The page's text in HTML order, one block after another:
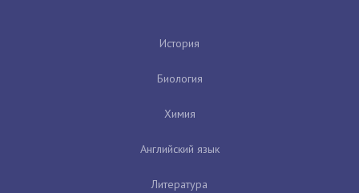
История
Биология
Химия
Английский язык
Литература